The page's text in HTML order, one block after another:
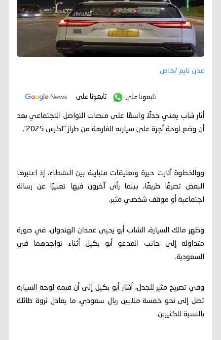
عدن تايم /خاص
تابعونا على تابعونا على
أثار شاب يمني جدلًا واسعًا على منصات التواصل الاجتماعي بعد
أن وضع لوحة أجرة على سيارته الفارهة من طراز "لكزس 2025".
ووالخطوة أثارت حيرة وتعليقات متباينة بين النشطاء، إذ اعتبرها
البعض تصرفًا طريفًا، بينما رأى آخرون فيها تعبيرًا عن رسالة
اجتماعية أو موقف شخصي مثير.
وظهر مالك السيارة، الشاب أبو يحيى غمدان الهندوان، في صورة
متداولة إلى جانب المدعو أبو بكيل أثناء تواجدهما في
السعودية.
وفي تصريح مثير للجدل، أشار أبو بكيل إلى أن قيمة لوحة السيارة
تصل إلى نحو خمسة ملايين ريال سعودي، ما يعادل ثروة طائلة
بالنسبة للكثيرين.